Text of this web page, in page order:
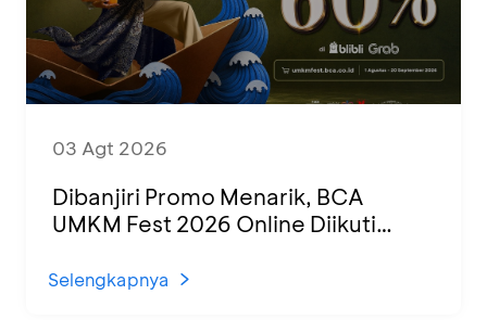
03 Agt 2026
Dibanjiri Promo Menarik, BCA
UMKM Fest 2026 Online Diikuti
Selengkapnya